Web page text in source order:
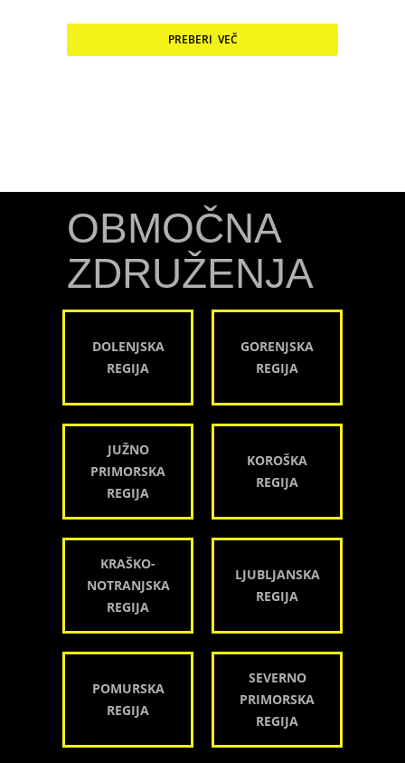
PREBERI VEČ
OBMOČNA
ZDRUŽENJA
DOLENJSKA
REGIJA
GORENJSKA
REGIJA
JUŽNO
PRIMORSKA
REGIJA
KOROŠKA
REGIJA
KRAŠKO-
NOTRANJSKA
REGIJA
LJUBLJANSKA
REGIJA
POMURSKA
REGIJA
SEVERNO
PRIMORSKA
REGIJA